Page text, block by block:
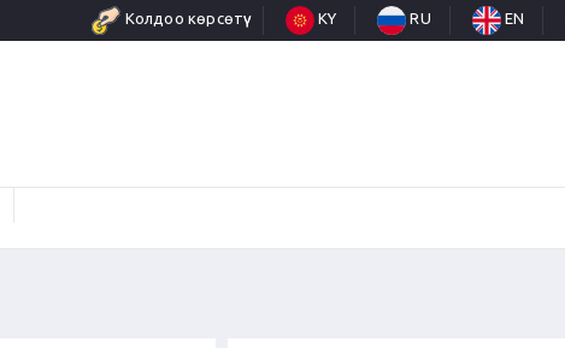
Колдоо көрсөтүү KY RU EN